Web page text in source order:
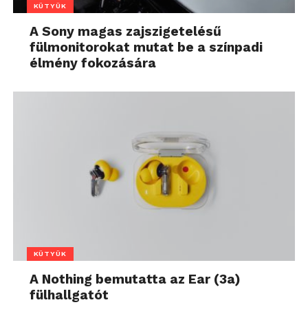
KÜTYÜK
A Sony magas zajszigetelésű
fülmonitorokat mutat be a színpadi
élmény fokozására
KÜTYÜK
A Nothing bemutatta az Ear (3a)
fülhallgatót